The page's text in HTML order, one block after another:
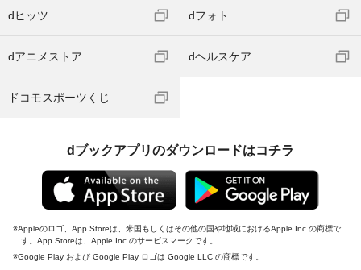
dヒッツ dフォト
dアニメストア dヘルスケア
ドコモスポーツくじ
dブックアプリのダウンロードはコチラ
Appleのロゴ、App Storeは、米国もしくはその他の国や地域におけるApple Inc.の商標で
す。App Storeは、Apple Inc.のサービスマークです。
Google Play および Google Play ロゴは Google LLC の商標です。